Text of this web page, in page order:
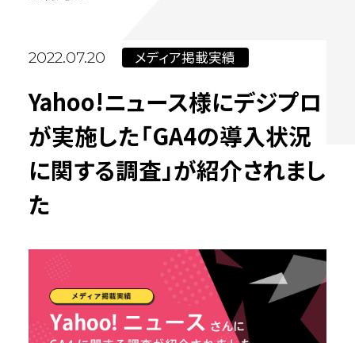
2022.07.20 メディア掲載実績
Yahoo!ニュース様にデジプロ
が実施した「GA4の導入状況
に関する調査」が紹介されまし
た